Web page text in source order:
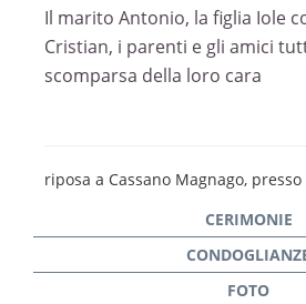
Il marito Antonio, la figlia Iole
Cristian, i parenti e gli amici
scomparsa della loro cara
riposa a Cassano Magnago, presso